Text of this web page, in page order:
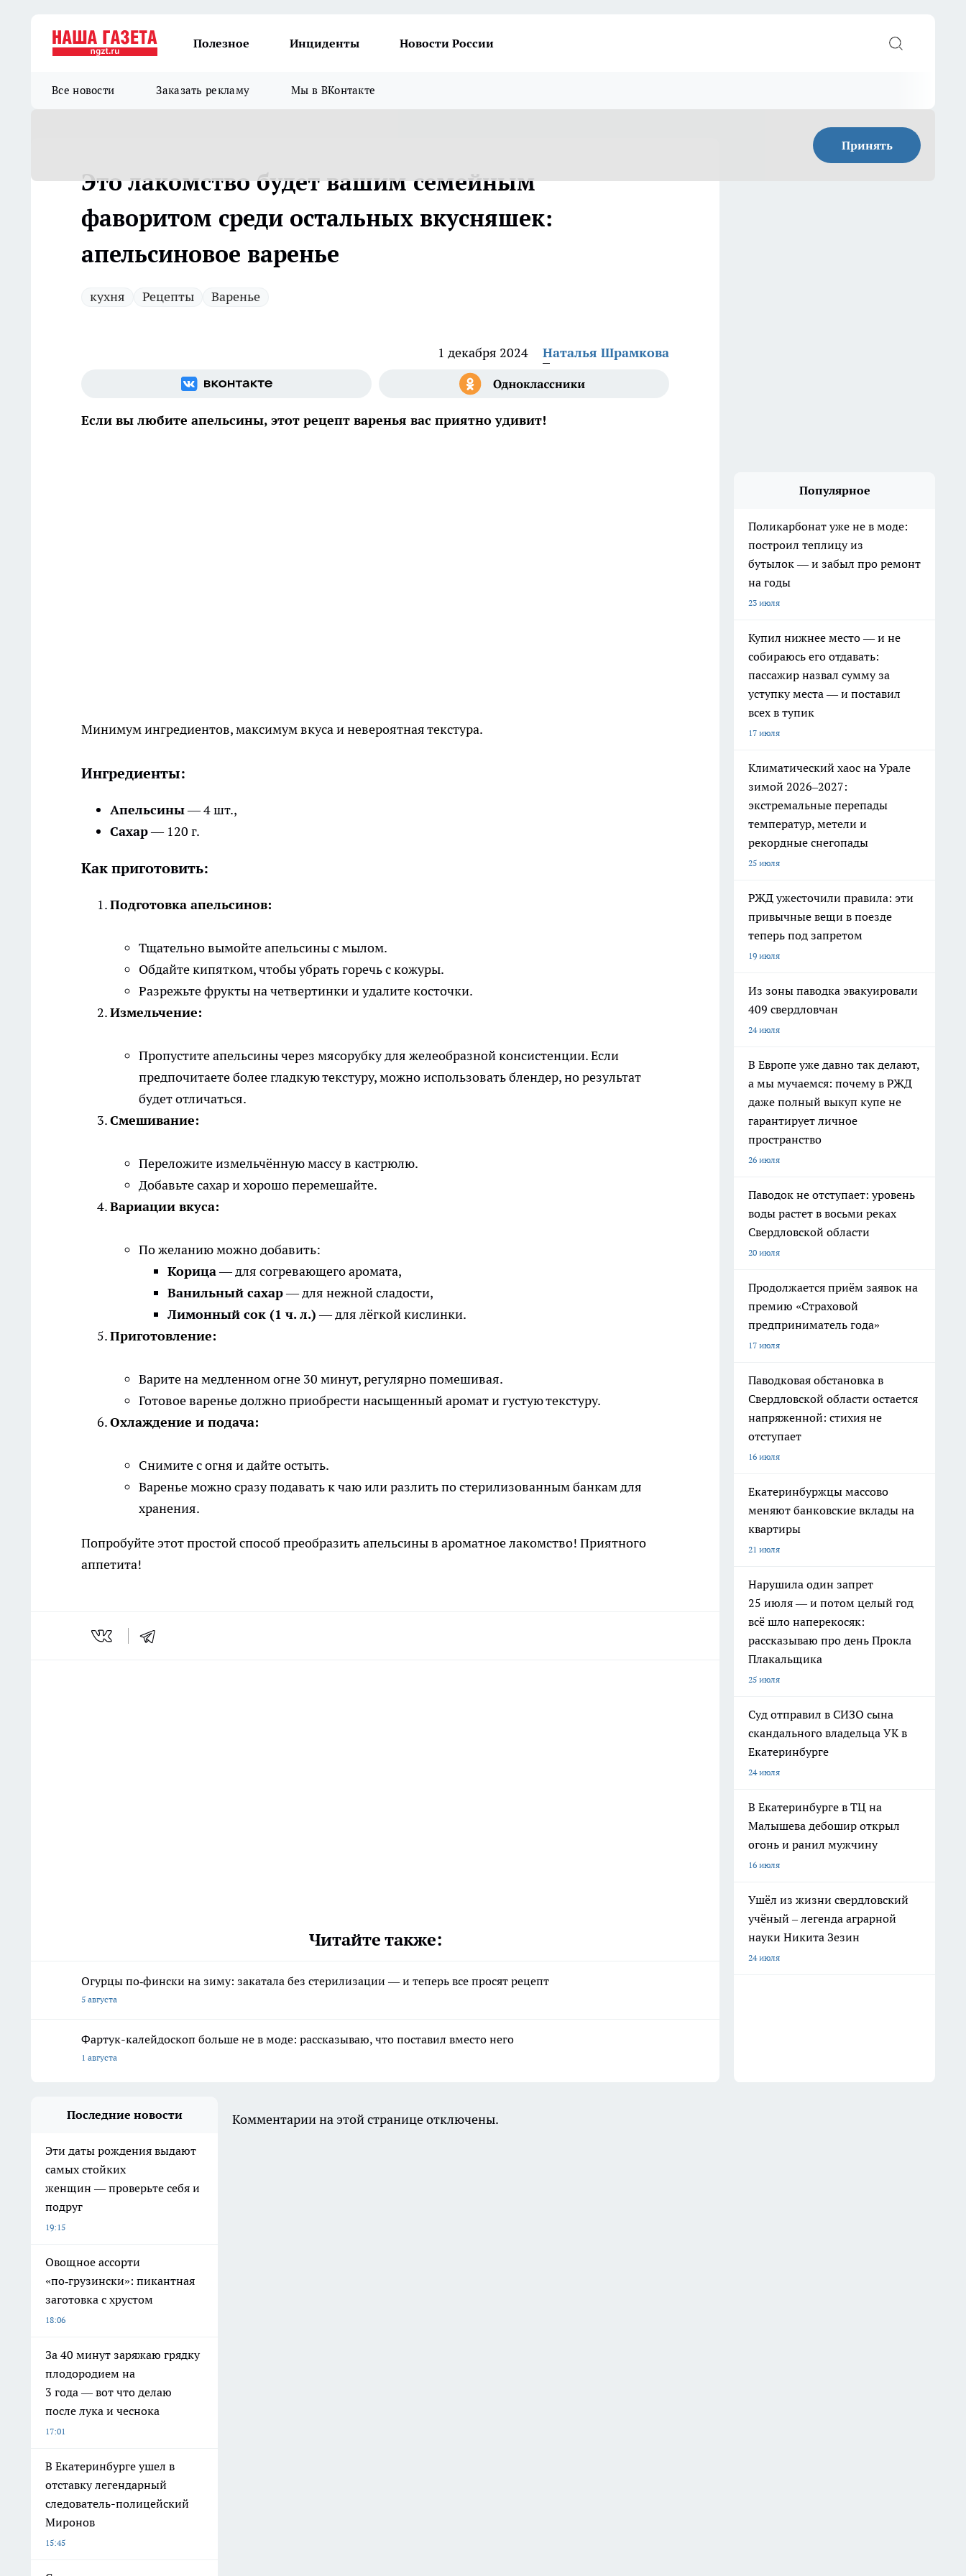
Полезное Инциденты Новости России
Все новости Заказать рекламу Мы в ВКонтакте
Принять
Это лакомство будет вашим семейным
фаворитом среди остальных вкусняшек:
апельсиновое варенье
кухня Рецепты Варенье
1 декабря 2024 Наталья Шрамкова
Если вы любите апельсины, этот рецепт варенья вас приятно удивит!
Минимум ингредиентов, максимум вкуса и невероятная текстура.
Ингредиенты:
Апельсины— 4 шт.,
Сахар— 120 г.
Как приготовить:
Подготовка апельсинов:
Тщательно вымойте апельсины с мылом.
Обдайте кипятком, чтобы убрать горечь с кожуры.
Разрежьте фрукты на четвертинки и удалите косточки.
Измельчение:
Пропустите апельсины через мясорубку для желеобразной консистенции. Если
предпочитаете более гладкую текстуру, можно использовать блендер, но результат
будет отличаться.
Смешивание:
Переложите измельчённую массу в кастрюлю.
Добавьте сахар и хорошо перемешайте.
Вариации вкуса:
По желанию можно добавить:
Корица— для согревающего аромата,
Ванильный сахар— для нежной сладости,
Лимонный сок (1 ч. л.)— для лёгкой кислинки.
Приготовление:
Варите на медленном огне 30 минут, регулярно помешивая.
Готовое варенье должно приобрести насыщенный аромат и густую текстуру.
Охлаждение и подача:
Снимите с огня и дайте остыть.
Варенье можно сразу подавать к чаю или разлить по стерилизованным банкам для
хранения.
Попробуйте этот простой способ преобразить апельсины в ароматное лакомство! Приятного
аппетита!
Читайте также:
Огурцы по‑фински на зиму: закатала без стерилизации — и теперь все просят рецепт
5 августа
Фартук-калейдоскоп больше не в моде: рассказываю, что поставил вместо него
1 августа
Популярное
Поликарбонат уже не в моде:
построил теплицу из
бутылок — и забыл про ремонт
на годы
23 июля
Купил нижнее место — и не
собираюсь его отдавать:
пассажир назвал сумму за
уступку места — и поставил
всех в тупик
17 июля
Климатический хаос на Урале
зимой 2026–2027:
экстремальные перепады
температур, метели и
рекордные снегопады
25 июля
РЖД ужесточили правила: эти
привычные вещи в поезде
теперь под запретом
19 июля
Из зоны паводка эвакуировали
409 свердловчан
24 июля
В Европе уже давно так делают,
а мы мучаемся: почему в РЖД
даже полный выкуп купе не
гарантирует личное
пространство
26 июля
Паводок не отступает: уровень
воды растет в восьми реках
Свердловской области
20 июля
Продолжается приём заявок на
премию «Страховой
предприниматель года»
17 июля
Паводковая обстановка в
Свердловской области остается
напряженной: стихия не
отступает
16 июля
Екатеринбуржцы массово
меняют банковские вклады на
квартиры
21 июля
Нарушила один запрет
25 июля — и потом целый год
всё шло наперекосяк:
рассказываю про день Прокла
Плакальщика
25 июля
Суд отправил в СИЗО сына
скандального владельца УК в
Екатеринбурге
24 июля
В Екатеринбурге в ТЦ на
Малышева дебошир открыл
огонь и ранил мужчину
16 июля
Ушёл из жизни свердловский
учёный – легенда аграрной
науки Никита Зезин
24 июля
Последние новости
Эти даты рождения выдают
самых стойких
женщин — проверьте себя и
подруг
19:15
Овощное ассорти
«по‑грузински»: пикантная
заготовка с хрустом
18:06
За 40 минут заряжаю грядку
плодородием на
3 года — вот что делаю
после лука и чеснока
17:01
В Екатеринбурге ушел в
отставку легендарный
следователь-полицейский
Миронов
15:45
Комментарии на этой странице отключены.